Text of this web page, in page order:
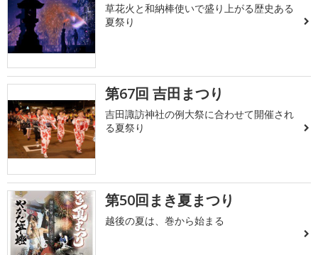
草花火と和納棒使いで盛り上がる歴史ある
夏祭り
第67回 吉田まつり
吉田諏訪神社の例大祭に合わせて開催され
る夏祭り
第50回まき夏まつり
越後の夏は、巻から始まる